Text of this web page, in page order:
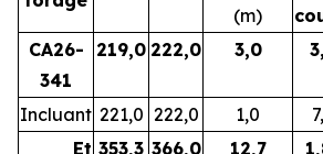
(m)
CA26-
341
219,0 222,0 3,0
Incluant 221,0 222,0 1,0
Et 353,3 366,0 12,7